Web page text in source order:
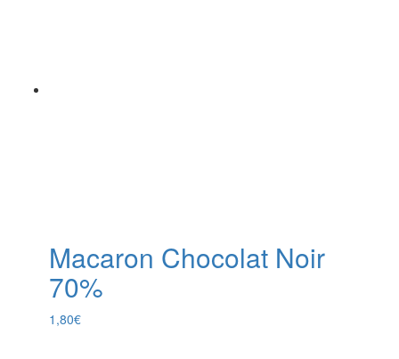
Macaron Chocolat Noir
70%
1,80€